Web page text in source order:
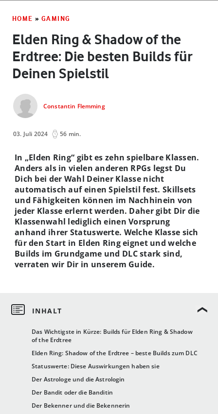
HOME » GAMING
Elden Ring & Shadow of the
Erdtree: Die besten Builds für
Deinen Spielstil
Constantin Flemming
03. Juli 2024 56 min.
Das Wichtigste in Kürze: Builds für Elden Ring & Shadow
of the Erdtree
Elden Ring: Shadow of the Erdtree – beste Builds zum DLC
Statuswerte: Diese Auswirkungen haben sie
Der Astrologe und die Astrologin
Der Bandit oder die Banditin
Der Bekenner und die Bekennerin
In „Elden Ring“ gibt es zehn spielbare Klassen.
Anders als in vielen anderen RPGs legst Du
Dich bei der Wahl Deiner Klasse nicht
automatisch auf einen Spielstil fest. Skillsets
und Fähigkeiten können im Nachhinein von
jeder Klasse erlernt werden. Daher gibt Dir die
Klassenwahl lediglich einen Vorsprung
anhand ihrer Statuswerte. Welche Klasse sich
für den Start in Elden Ring eignet und welche
Builds im Grundgame und DLC stark sind,
verraten wir Dir in unserem Guide.